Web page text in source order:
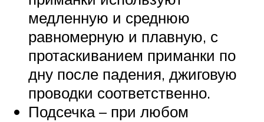
медленную и среднюю
равномерную и плавную, с
протаскиванием приманки по
дну после падения, джиговую
проводки соответственно.
Подсечка – при любом